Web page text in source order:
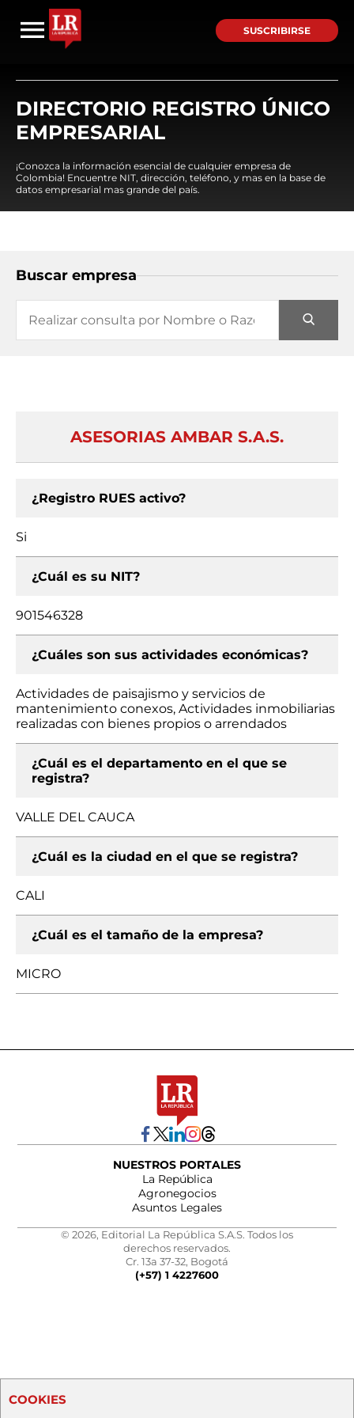
SUSCRIBIRSE
DIRECTORIO REGISTRO ÚNICO
EMPRESARIAL
¡Conozca la información esencial de cualquier empresa de
Colombia! Encuentre NIT, dirección, teléfono, y mas en la base de
datos empresarial mas grande del país.
Buscar empresa
ASESORIAS AMBAR S.A.S.
¿Registro RUES activo?
Si
¿Cuál es su NIT?
901546328
¿Cuáles son sus actividades económicas?
Actividades de paisajismo y servicios de
mantenimiento conexos, Actividades inmobiliarias
realizadas con bienes propios o arrendados
¿Cuál es el departamento en el que se
registra?
VALLE DEL CAUCA
¿Cuál es la ciudad en el que se registra?
CALI
¿Cuál es el tamaño de la empresa?
MICRO
NUESTROS PORTALES
La República
Agronegocios
Asuntos Legales
© 2026, Editorial La República S.A.S. Todos los
derechos reservados.
Cr. 13a 37-32, Bogotá
(+57) 1 4227600
COOKIES